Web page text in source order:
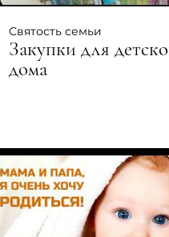
Святость семьи
Закупки для
дома